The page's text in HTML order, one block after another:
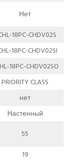
Нет
18PC-CHDV02S
18PC-CHDV02SI
18PC-CHDV02SO
PRIORITY CLASS
нет
Настенный
55
19